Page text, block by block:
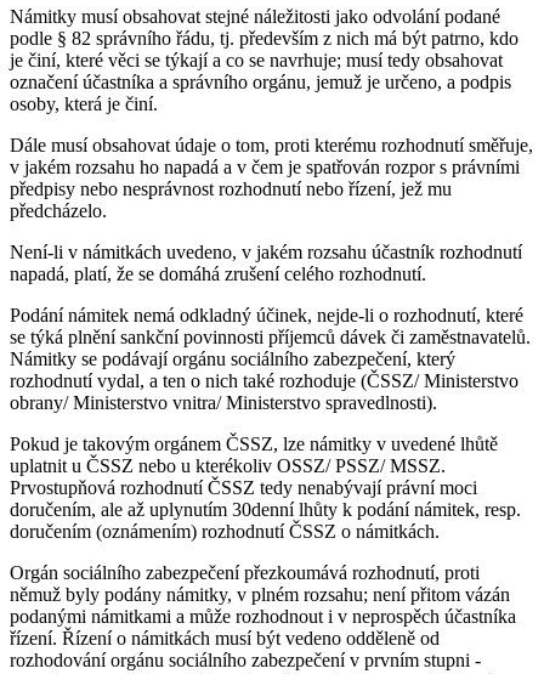
Námitky musí obsahovat stejné náležitosti jako odvolání podané
podle § 82 správního řádu, tj. především z nich má být patrno, kdo
je činí, které věci se týkají a co se navrhuje; musí tedy obsahovat
označení účastníka a správního orgánu, jemuž je určeno, a podpis
osoby, která je činí.
Dále musí obsahovat údaje o tom, proti kterému rozhodnutí směřuje,
v jakém rozsahu ho napadá a v čem je spatřován rozpor s právními
předpisy nebo nesprávnost rozhodnutí nebo řízení, jež mu
předcházelo.
Není-li v námitkách uvedeno, v jakém rozsahu účastník rozhodnutí
napadá, platí, že se domáhá zrušení celého rozhodnutí.
Podání námitek nemá odkladný účinek, nejde-li o rozhodnutí, které
se týká plnění sankční povinnosti příjemců dávek či zaměstnavatelů.
Námitky se podávají orgánu sociálního zabezpečení, který
rozhodnutí vydal, a ten o nich také rozhoduje (ČSSZ/ Ministerstvo
obrany/ Ministerstvo vnitra/ Ministerstvo spravedlnosti).
Pokud je takovým orgánem ČSSZ, lze námitky v uvedené lhůtě
uplatnit u ČSSZ nebo u kterékoliv OSSZ/ PSSZ/ MSSZ.
Prvostupňová rozhodnutí ČSSZ tedy nenabývají právní moci
doručením, ale až uplynutím 30denní lhůty k podání námitek, resp.
doručením (oznámením) rozhodnutí ČSSZ o námitkách.
Orgán sociálního zabezpečení přezkoumává rozhodnutí, proti
němuž byly podány námitky, v plném rozsahu; není přitom vázán
podanými námitkami a může rozhodnout i v neprospěch účastníka
řízení. Řízení o námitkách musí být vedeno odděleně od
rozhodování orgánu sociálního zabezpečení v prvním stupni -